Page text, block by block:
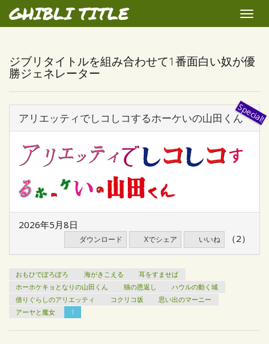
GHIBLI TITLE
Toggle
ジブリタイトルを組み合わせて1番面白い奴が優
勝ジェネレーター
アリエッティでしコしコするホーケいの山田くん
2026年5月8日
ダウンロード Xでシェア いいね （2）
おもひでぽろぽろ 海がきこえる
耳をすませば
ホーホケキョとなりの山田くん
猫の恩返し
ハウルの動く城
借りぐらしのアリエッティ
コクリコ坂
思い出のマーニー
アーヤと魔女
1